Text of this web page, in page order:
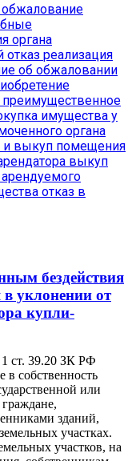
обжалование
органа
отказ реализация
об обжаловании
преимущественное
имущества у
органа
и выкуп помещения
выкуп
отказ в
бездействия
уклонении от
купли-
ст. 39.20 ЗК РФ
в собственность
или
зданий,
участках.
участков, на